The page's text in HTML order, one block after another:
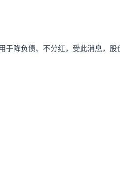
降负债、不分红，受此消息，股